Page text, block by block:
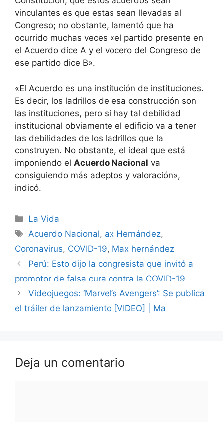
vinculantes es que estas sean llevadas al
Congreso; no obstante, lamentó que ha
ocurrido muchas veces «el partido presente en
el Acuerdo dice A y el vocero del Congreso de
ese partido dice B».
«El Acuerdo es una institución de instituciones.
Es decir, los ladrillos de esa construcción son
las instituciones, pero si hay tal debilidad
institucional obviamente el edificio va a tener
las debilidades de los ladrillos que la
construyen. No obstante, el ideal que está
imponiendo el Acuerdo Nacional va
consiguiendo más adeptos y valoración»,
indicó.
Categorías
La Vida
Etiquetas
Acuerdo Nacional, ax Hernández,
Coronavirus, COVID-19, Max hernández
Perú: Esto dijo la congresista que invitó a
promotor de falsa cura contra la COVID-19
Videojuegos: ‘Marvel’s Avengers’: Se publica
el tráiler de lanzamiento [VIDEO] | Ma
Deja un comentario